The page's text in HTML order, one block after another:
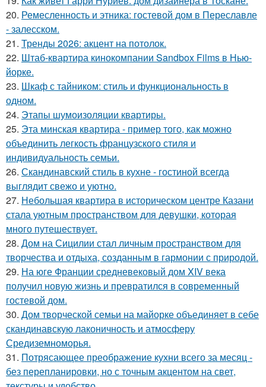
20. Ремесленность и этника: гостевой дом в Переславле
- залесском.
21. Тренды 2026: акцент на потолок.
22. Штаб-квартира кинокомпании Sandbox Films в Нью-
йорке.
23. Шкаф с тайником: стиль и функциональность в
одном.
24. Этапы шумоизоляции квартиры.
25. Эта минская квартира - пример того, как можно
объединить легкость французского стиля и
индивидуальность семьи.
26. Скандинавский стиль в кухне - гостиной всегда
выглядит свежо и уютно.
27. Небольшая квартира в историческом центре Казани
стала уютным пространством для девушки, которая
много путешествует.
28. Дом на Сицилии стал личным пространством для
творчества и отдыха, созданным в гармонии с природой.
29. На юге Франции средневековый дом XIV века
получил новую жизнь и превратился в современный
гостевой дом.
30. Дом творческой семьи на майорке объединяет в себе
скандинавскую лаконичность и атмосферу
Средиземноморья.
31. Потрясающее преображение кухни всего за месяц -
без перепланировки, но с точным акцентом на свет,